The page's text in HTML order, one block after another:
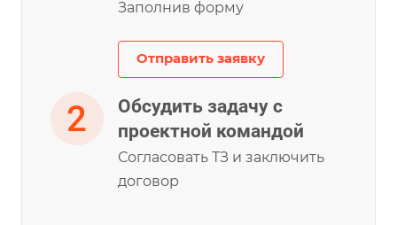
Заполнив форму
Отправить заявку
Обсудить задачу с
проектной командой
Согласовать ТЗ и заключить
договор